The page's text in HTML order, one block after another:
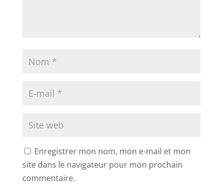
Enregistrer mon nom, mon e-mail et mon
site dans le navigateur pour mon prochain
commentaire.